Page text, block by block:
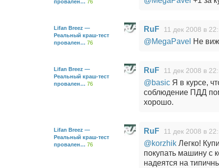
провален… 76
Lifan Breez —
Реальный краш-тест
провален… 76
RuF 11 дек 2008 в
@MegaPavel Не
Lifan Breez —
Реальный краш-тест
провален… 76
RuF 11 дек 2008 в
@basicЯ в курсе,
соблюдение ПДД
хорошо.
Lifan Breez —
Реальный краш-тест
провален… 76
RuF 11 дек 2008 в
@korzhikЛегко!
покупать машину с
надеятся на